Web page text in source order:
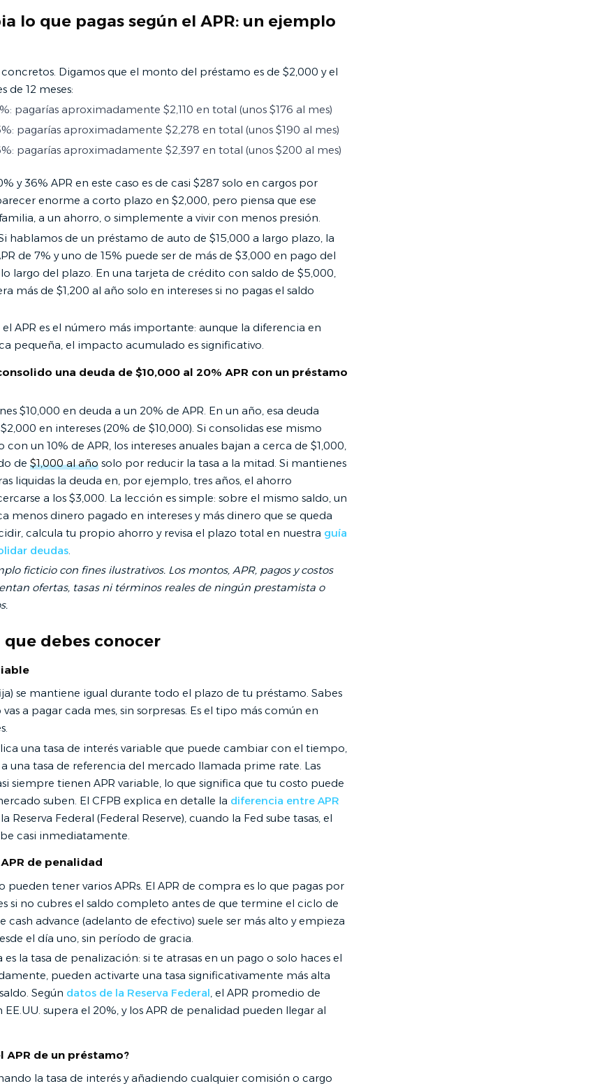
lo que pagas según el APR: un ejemplo
Digamos que el monto del préstamo es de $2,000 y el
de 12 meses:
pagarías aproximadamente $2,110 en total (unos $176 al mes)
pagarías aproximadamente $2,278 en total (unos $190 al mes)
pagarías aproximadamente $2,397 en total (unos $200 al mes)
y 36% APR en este caso es de casi $287 solo en cargos por
enorme a corto plazo en $2,000, pero piensa que ese
a un ahorro, o simplemente a vivir con menos presión.
hablamos de un préstamo de auto de $15,000 a largo plazo, la
de 7% y uno de 15% puede ser de más de $3,000 en pago del
largo del plazo. En una tarjeta de crédito con saldo de $5,000,
más de $1,200 al año solo en intereses si no pagas el saldo
el APR es el número más importante: aunque la diferencia en
pequeña, el impacto acumulado es significativo.
una deuda de $10,000 al 20% APR con un préstamo
$10,000 en deuda a un 20% de APR. En un año, esa deuda
en intereses (20% de $10,000). Si consolidas ese mismo
un 10% de APR, los intereses anuales bajan a cerca de $1,000,
de $1,000 al añosolo por reducir la tasa a la mitad. Si mantienes
liquidas la deuda en, por ejemplo, tres años, el ahorro
a los $3,000. La lección es simple: sobre el mismo saldo, un
menos dinero pagado en intereses y más dinero que se queda
calcula tu propio ahorro y revisa el plazo total en nuestra guía
deudas.
ficticio con fines ilustrativos. Los montos, APR, pagos y costos
ofertas, tasas ni términos reales de ningún prestamista o
que debes conocer
se mantiene igual durante todo el plazo de tu préstamo. Sabes
a pagar cada mes, sin sorpresas. Es el tipo más común en
una tasa de interés variable que puede cambiar con el tiempo,
una tasa de referencia del mercado llamada prime rate. Las
siempre tienen APR variable, lo que significa que tu costo puede
suben. El CFPB explica en detalle la diferencia entre APR
Reserva Federal (Federal Reserve), cuando la Fed sube tasas, el
casi inmediatamente.
de penalidad
pueden tener varios APRs. El APR de compra es lo que pagas por
si no cubres el saldo completo antes de que termine el ciclo de
cash advance (adelanto de efectivo) suele ser más alto y empieza
el día uno, sin período de gracia.
es la tasa de penalización: si te atrasas en un pago o solo haces el
pueden activarte una tasa significativamente más alta
Según datos de la Reserva Federal , el APR promedio de
supera el 20%, y los APR de penalidad pueden llegar al
APR de un préstamo?
la tasa de interés y añadiendo cualquier comisión o cargo